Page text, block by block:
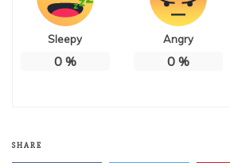
Sleepy
0%
Angry
0%
SHARE